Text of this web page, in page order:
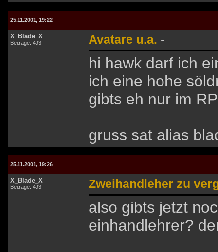
25.11.2001, 19:22
X_Blade_X
Beiträge: 493 Avatare u.a. -
hi hawk darf ich
ich eine hohe
gibts eh nur im
gruss sat alias
25.11.2001, 19:26
X_Blade_X
Beiträge: 493 Zweihandleher zu
also gibts jetzt
einhandlehrer?